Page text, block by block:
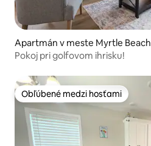
Apartmán v meste Myrtle Beach
Pokoj pri golfovom ihrisku!
Obľúbené medzi hosťami
Obľúbené medzi hosťami